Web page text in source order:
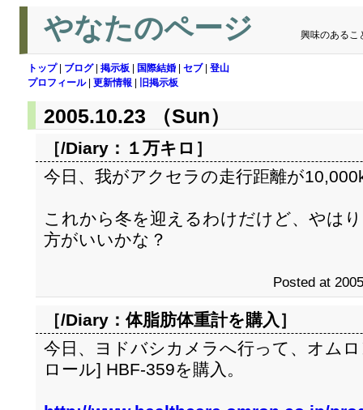
やなたのページ 興味のあるこ
トップ| ブログ| 掲示板 国際結婚 セブ| 登山
プロフィール| 更新情報 旧掲示板
2005.10.23 （Sun）
［/Diary： １万キロ ］
今日、我がアクセラの走行距離が
これから冬を迎えるわけだけど、やは
方がいいかな？
Posted at
［/Diary：体脂肪体重計を購入 ］
今日、ヨドバシカメラへ行って、オム
ロール] HBF-359を購入。